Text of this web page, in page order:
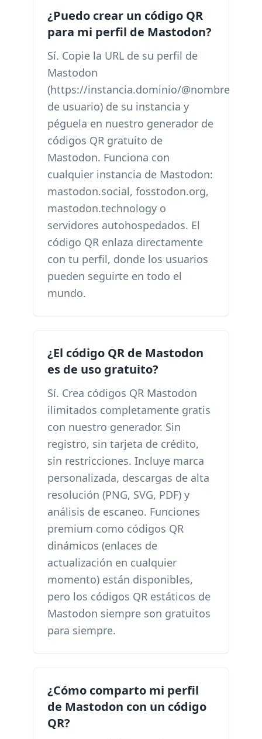
¿Puedo crear un código QR
para mi perfil de Mastodon?
Sí. Copie la URL de su perfil de
Mastodon
(https://instancia.dominio/@nombre
de usuario) de su instancia y
péguela en nuestro generador de
códigos QR gratuito de
Mastodon. Funciona con
cualquier instancia de Mastodon:
mastodon.social, fosstodon.org,
mastodon.technology o
servidores autohospedados. El
código QR enlaza directamente
con tu perfil, donde los usuarios
pueden seguirte en todo el
mundo.
¿El código QR de Mastodon
es de uso gratuito?
Sí. Crea códigos QR Mastodon
ilimitados completamente gratis
con nuestro generador. Sin
registro, sin tarjeta de crédito,
sin restricciones. Incluye marca
personalizada, descargas de alta
resolución (PNG, SVG, PDF) y
análisis de escaneo. Funciones
premium como códigos QR
dinámicos (enlaces de
actualización en cualquier
momento) están disponibles,
pero los códigos QR estáticos de
Mastodon siempre son gratuitos
para siempre.
¿Cómo comparto mi perfil
de Mastodon con un código
QR?